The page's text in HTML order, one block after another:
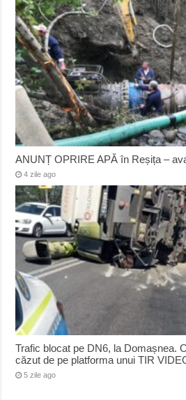
ANUNȚ OPRIRE APĂ în Reșița –
4 zile ago
Trafic blocat pe DN6, la Domașnea.
căzut de pe platforma unui TIR
5 zile ago